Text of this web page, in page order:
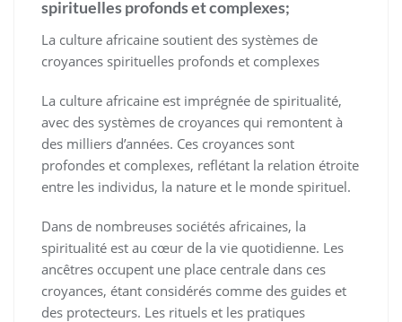
spirituelles profonds et complexes;
La culture africaine soutient des systèmes de
croyances spirituelles profonds et complexes
La culture africaine est imprégnée de spiritualité,
avec des systèmes de croyances qui remontent à
des milliers d’années. Ces croyances sont
profondes et complexes, reflétant la relation étroite
entre les individus, la nature et le monde spirituel.
Dans de nombreuses sociétés africaines, la
spiritualité est au cœur de la vie quotidienne. Les
ancêtres occupent une place centrale dans ces
croyances, étant considérés comme des guides et
des protecteurs. Les rituels et les pratiques